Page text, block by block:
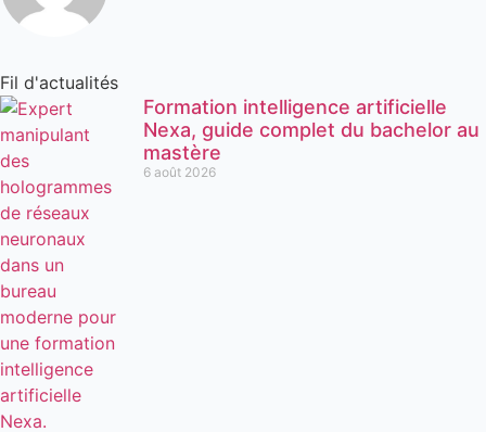
Fil d'actualités
Formation intelligence artificielle
Nexa, guide complet du bachelor au
mastère
6 août 2026